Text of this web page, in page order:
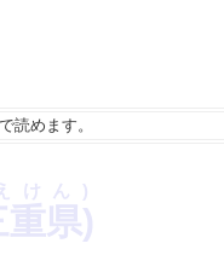
で読めます。
県)
けん)